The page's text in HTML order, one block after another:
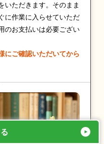
いただきます。そのまま
に作業に入らせていただ
のお支払いは必要ござい
にご確認いただいてから